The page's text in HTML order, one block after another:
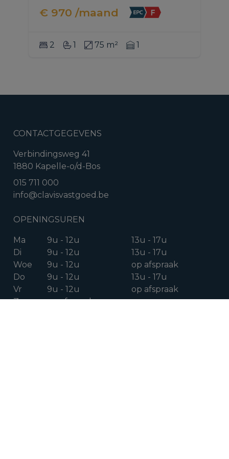
€ 970 /maand
2 1 75 m² 1
CONTACTGEGEVENS
Verbindingsweg 41
1880 Kapelle-o/d-Bos
015 711 000
info@clavisvastgoed.be
OPENINGSUREN
Ma 9u - 12u
13u - 17u
Di
9u - 12u
13u - 17u
Woe
9u - 12u
op afspraak
Do
9u - 12u
13u - 17u
Vr
9u - 12u
op afspraak
Za
op afspraak